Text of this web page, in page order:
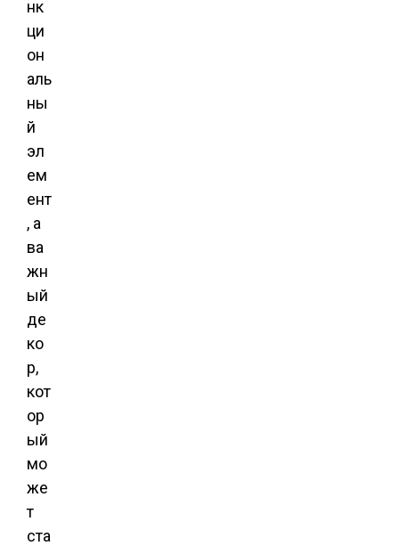
нк
ци
он
аль
ны
й
эл
ем
ент
, а
ва
жн
ый
де
ко
р,
кот
ор
ый
мо
же
т
ста